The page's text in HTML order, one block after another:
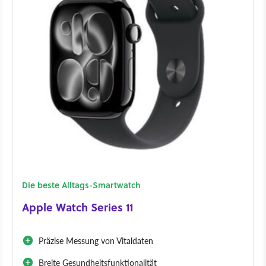
Die beste Alltags-Smartwatch
Apple Watch Series 11
Präzise Messung von Vitaldaten
Breite Gesundheitsfunktionalität